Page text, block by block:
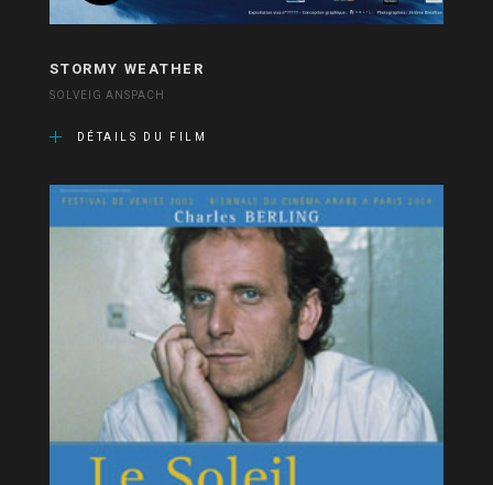
STORMY WEATHER
SOLVEIG ANSPACH
DÉTAILS DU FILM